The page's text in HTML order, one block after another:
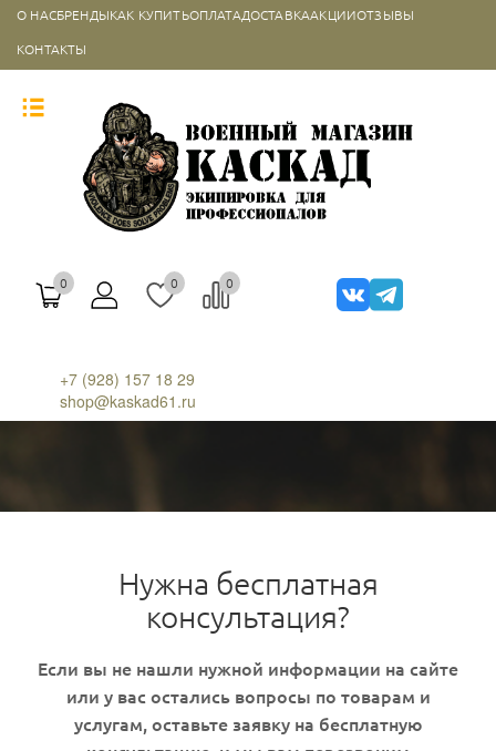
О НАСБРЕНДЫКАК КУПИТЬОПЛАТАДОСТАВКААКЦИИОТЗЫВЫ
КОНТАКТЫ
0 0 0
+7 (928) 157 18 29
shop@kaskad61.ru
Нужна бесплатная
консультация?